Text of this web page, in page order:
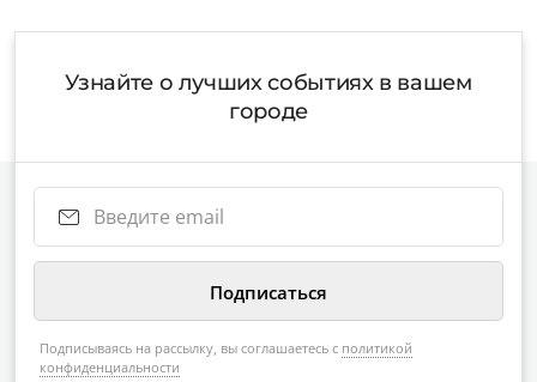
Узнайте о лучших событиях в вашем
городе
Подписываясь на рассылку, вы соглашаетесь с политикой
конфиденциальности